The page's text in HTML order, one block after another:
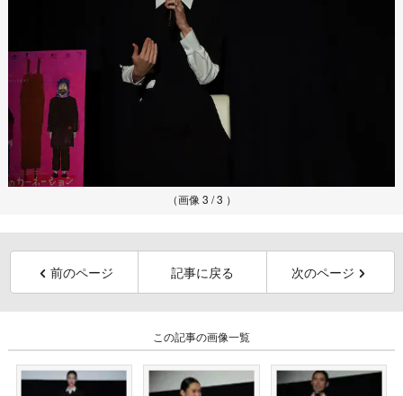
（画像 3 / 3 ）
前のページ 記事に戻る 次のページ
この記事の画像一覧